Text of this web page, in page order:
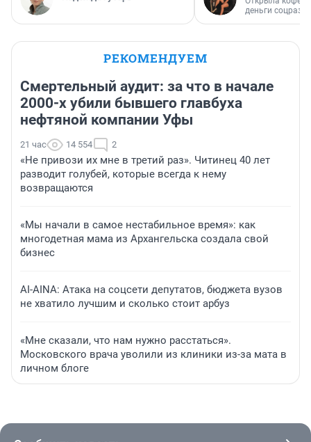
деньги
РЕКОМЕНДУЕМ
Смертельный аудит: за что в начале
2000-х убили бывшего главбуха
нефтяной компании Уфы
21 час 14 554 2
«Не привози их мне в третий раз». Читинец 40 лет
разводит голубей, которые всегда к нему
возвращаются
«Мы начали в самое нестабильное время»: как
многодетная мама из Архангельска создала свой
бизнес
AI-AINA: Атака на соцсети депутатов, бюджета вузов
не хватило лучшим и сколько стоит арбуз
«Мне сказали, что нам нужно расстаться».
Московского врача уволили из клиники из-за мата в
личном блоге